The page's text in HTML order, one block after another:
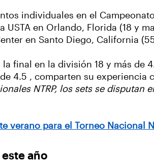
individuales en el
en Orlando, Florida (18 y
en Santo Diego, California
final en la división 18 y más de
4.5 , comparten su experiencia
NTRP, los sets se disputan
verano para el Torneo Nacional
año